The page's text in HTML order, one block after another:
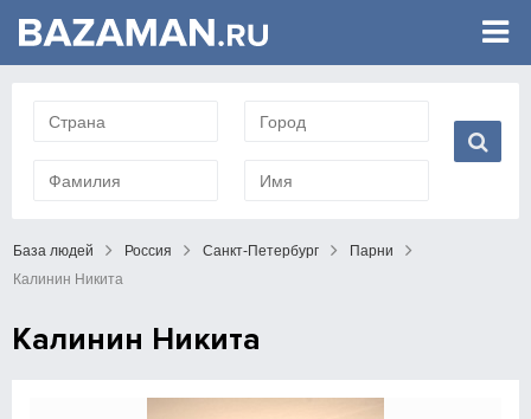
База людей Россия Санкт-Петербург
Парни
Калинин Никита
Калинин Никита